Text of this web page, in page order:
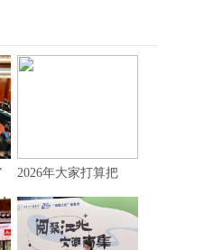
2026年大家打算把